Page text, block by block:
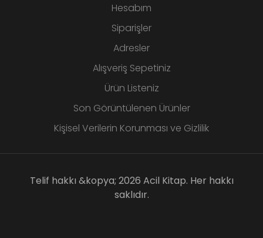
Hesabım
Siparişler
Adresler
Alışveriş Sepetiniz
Ürün Listeniz
Son Görüntülenen Ürünler
Kişisel Verilerin Korunması ve Gizlilik
Telif hakkı &kopya; 2026 Acil Kitap. Her hakkı
saklıdır.